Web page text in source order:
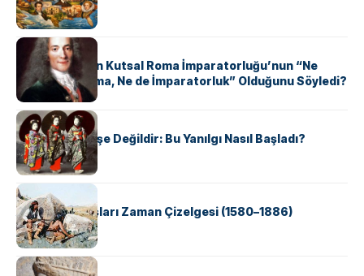
KÜLTÜR
Voltaire Neden Kutsal Roma İmparatorluğu’nun “Ne
Kutsal, Ne Roma, Ne de İmparatorluk” Olduğunu Söyledi?
KÜLTÜR
Geyşalar Fahişe Değildir: Bu Yanılgı Nasıl Başladı?
KÜLTÜR
Apache Savaşları Zaman Çizelgesi (1580–1886)
KÜLTÜR